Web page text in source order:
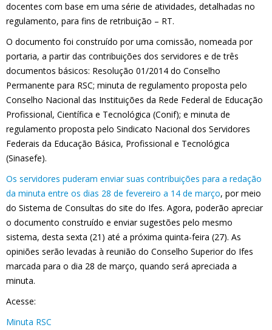
docentes com base em uma série de atividades, detalhadas no
regulamento, para fins de retribuição – RT.
O documento foi construído por uma comissão, nomeada por
portaria, a partir das contribuições dos servidores e de três
documentos básicos: Resolução 01/2014 do Conselho
Permanente para RSC; minuta de regulamento proposta pelo
Conselho Nacional das Instituições da Rede Federal de Educação
Profissional, Científica e Tecnológica (Conif); e minuta de
regulamento proposta pelo Sindicato Nacional dos Servidores
Federais da Educação Básica, Profissional e Tecnológica
(Sinasefe).
Os servidores puderam enviar suas contribuições para a redação
da minuta entre os dias 28 de fevereiro a 14 de março, por meio
do Sistema de Consultas do site do Ifes. Agora, poderão apreciar
o documento construído e enviar sugestões pelo mesmo
sistema, desta sexta (21) até a próxima quinta-feira (27). As
opiniões serão levadas à reunião do Conselho Superior do Ifes
marcada para o dia 28 de março, quando será apreciada a
minuta.
Acesse:
Minuta RSC